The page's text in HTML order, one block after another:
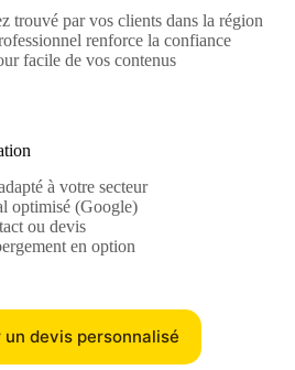
trouvé par vos clients dans la région
renforce la confiance
facile de vos contenus
à votre secteur
optimisé (Google)
ou devis
en option
un devis personnalisé